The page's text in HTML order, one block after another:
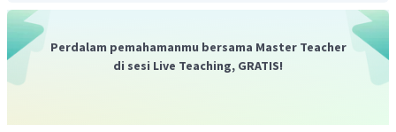
Jadi, jawaban yang tepat adalah C
Perdalam pemahamanmu bersama Master Teacher
di sesi Live Teaching, GRATIS!